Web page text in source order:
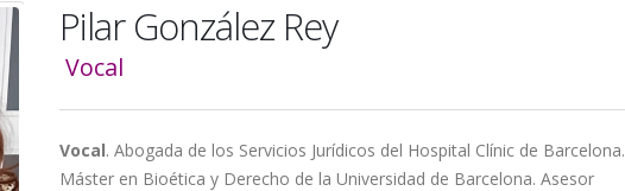
Pilar González Rey
Vocal
Vocal. Abogada de los Servicios Jurídicos del Hospital Clínic de Barcelona.
Máster en Bioética y Derecho de la Universidad de Barcelona. Asesor